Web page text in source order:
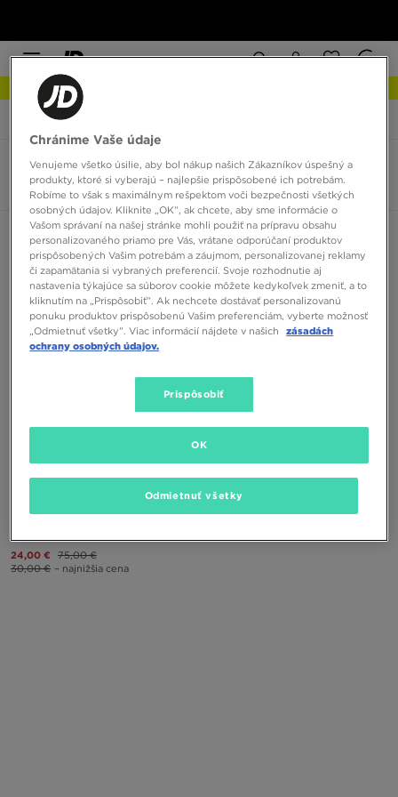
JD Sports Fila Ray
Fila Ray
1 produkt
Zoradiť:Odporúčané Filtrovať
FILA RAY TRACER 2K
24,00 € 75,00 €
30,00 € – najnižšia cena
Chránime Vaše údaje
Venujeme všetko úsilie, aby bol nákup našich Zákazníkov úspešný a
produkty, ktoré si vyberajú – najlepšie prispôsobené ich potrebám.
Robíme to však s maximálnym rešpektom voči bezpečnosti všetkých
osobných údajov. Kliknite „OK”, ak chcete, aby sme informácie o
Vašom správaní na našej stránke mohli použiť na prípravu obsahu
personalizovaného priamo pre Vás, vrátane odporúčaní produktov
prispôsobených Vašim potrebám a záujmom, personalizovanej reklamy
či zapamätania si vybraných preferencií. Svoje rozhodnutie aj
nastavenia týkajúce sa súborov cookie môžete kedykoľvek zmeniť, a to
kliknutím na „Prispôsobiť”. Ak nechcete dostávať personalizovanú
ponuku produktov prispôsobenú Vašim preferenciám, vyberte možnosť
„Odmietnuť všetky”. Viac informácií nájdete v našich
zásadách
ochrany osobných údajov.
Prispôsobiť
Odmietnuť všetky
OK